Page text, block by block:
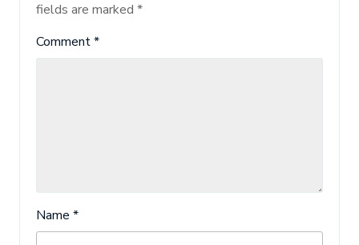
fields are marked *
Comment*
Name *